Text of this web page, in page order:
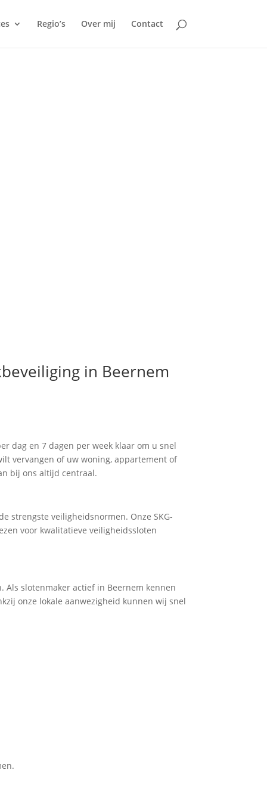
Regio’s Over mij Contact
in Beernem
dag en 7 dagen per week klaar om u snel
vervangen of uw woning, appartement of
bij ons altijd centraal.
strengste veiligheidsnormen. Onze SKG-
voor kwalitatieve veiligheidssloten
Als slotenmaker actief in Beernem kennen
onze lokale aanwezigheid kunnen wij snel